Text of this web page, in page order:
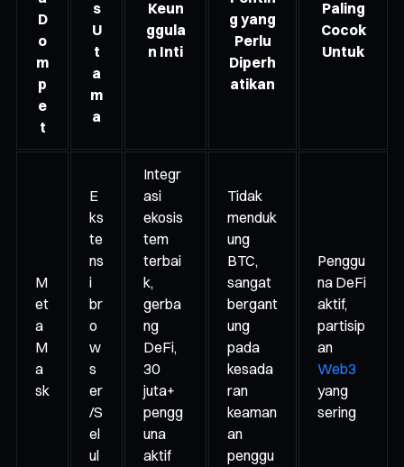
D
o
m
p
e
t
s
U
t
a
m
a
Keun
ggula
n Inti
g yang
Perlu
Diperh
atikan
Paling
Cocok
Untuk
M
et
a
M
a
sk
E
ks
te
ns
i
br
o
w
s
er
/S
el
ul
Integr
asi
ekosis
tem
terbai
k,
gerba
ng
DeFi,
30
juta+
pengg
una
aktif
Tidak
menduk
ung
BTC,
sangat
bergant
ung
pada
kesada
ran
keaman
an
penggu
Penggu
na DeFi
aktif,
partisip
an
Web3
yang
sering